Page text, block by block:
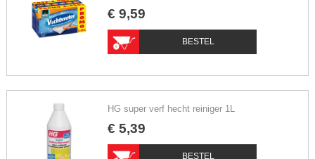
€ 9,59
BESTEL
HG super verf hecht reiniger 1L
€ 5,39
BESTEL